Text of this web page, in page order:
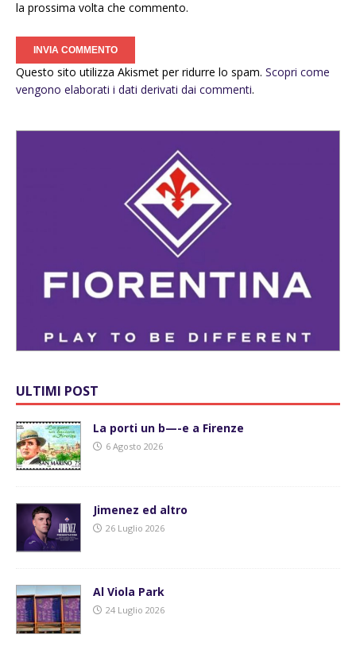
la prossima volta che commento.
Questo sito utilizza Akismet per ridurre lo spam. Scopri come
vengono elaborati i dati derivati dai commenti.
ULTIMI POST
La porti un b—-e a Firenze
6 Agosto 2026
Jimenez ed altro
26 Luglio 2026
Al Viola Park
24 Luglio 2026